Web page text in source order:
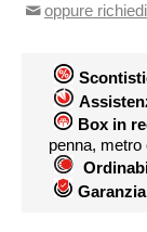
oppure
Box in
penna, metro
Garanzia